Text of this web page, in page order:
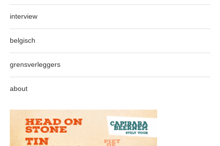
interview
belgisch
grensverleggers
about